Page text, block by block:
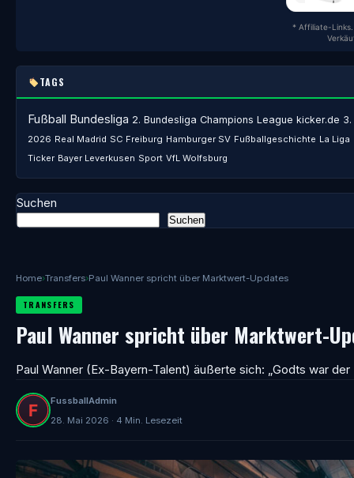
Home›Transfers›Paul Wanner spricht über Marktwert-Updates
TRANSFERS
Paul Wanner spricht über Marktwert-
Paul Wanner (Ex-Bayern-Talent) äußerte sich: „Godts war
FussballAdmin
28. Mai 2026 · 4 Min. Lesezeit
* Affiliate-
TAGS
Fußball Bundesliga 2. Bundesliga Champions League kicker.de 3.
2026 Real Madrid SC Freiburg Hamburger SV Fußballgeschichte La Liga
Ticker Bayer Leverkusen Sport VfL Wolfsburg
Suchen
Suchen